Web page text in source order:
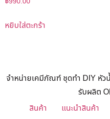
หยิบใส่ตะกร้า
จำหน่ายเคมีภัณฑ์ ชุดทำ DIY หัว
รับผลิต
สินค้า
แนะนำสินค้า